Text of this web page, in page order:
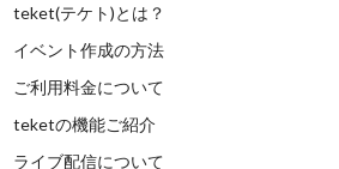
teket(テケト)とは？
イベント作成の方法
ご利用料金について
teketの機能ご紹介
ライブ配信について